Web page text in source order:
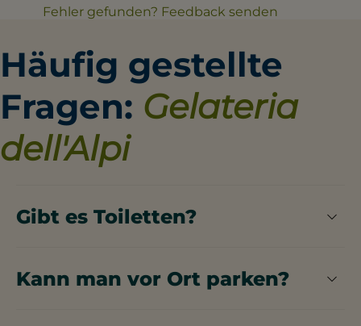
Fehler gefunden? Feedback senden
Häufig gestellte
Fragen: Gelateria
dell'Alpi
Gibt es Toiletten?
Kann man vor Ort parken?